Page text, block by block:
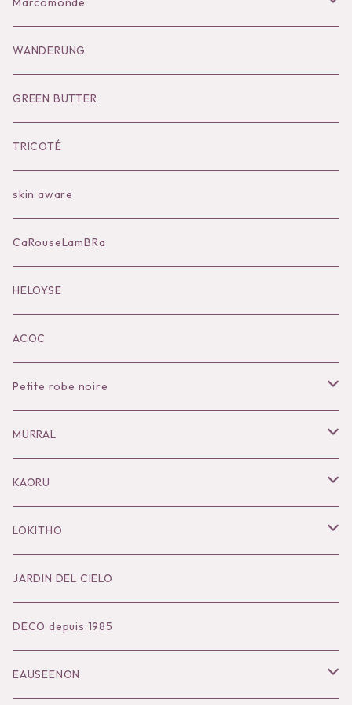
Goods
Socks
Shoes
Bilitis dix-sept ans
Tutu
Inner
Outer
Bag
Accessories
Black series
KOKO別注
Outer
Goods
Socks
Goods
WANDERUNG
GREEN BUTTER
TRICOTÉ
skin aware
CaRouseLamBRa
HELOYSE
ACOC
Petite robe noire
Necklace
Pierce
Bracelet／Bangle
Ring
Brooch
Hair Accessories
MURRAL
Outer
Tops
Bottoms
Dress
Accessories
KAORU
Necklace
Pierce
Ear Cuff
Bangle
LOKITHO
Tops
Bottoms
Dress
JARDIN DEL CIELO
DECO depuis 1985
EAUSEENON